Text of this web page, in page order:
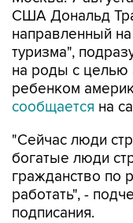
США Дональд
направленный
туризма",
на роды с целью
ребенком
сообщается на
"Сейчас люди
богатые люди
гражданство по
работать", -
подписания.